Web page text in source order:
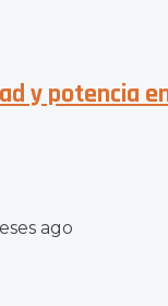
y potencia
ago